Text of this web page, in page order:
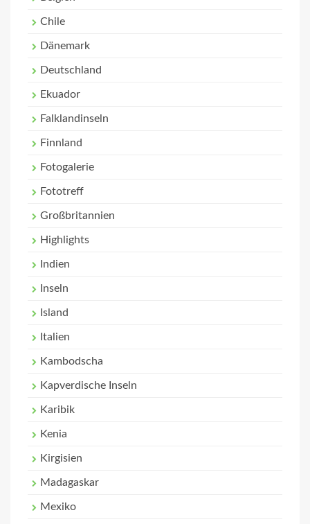
Chile
Dänemark
Deutschland
Ekuador
Falklandinseln
Finnland
Fotogalerie
Fototreff
Großbritannien
Highlights
Indien
Inseln
Island
Italien
Kambodscha
Kapverdische Inseln
Karibik
Kenia
Kirgisien
Madagaskar
Mexiko